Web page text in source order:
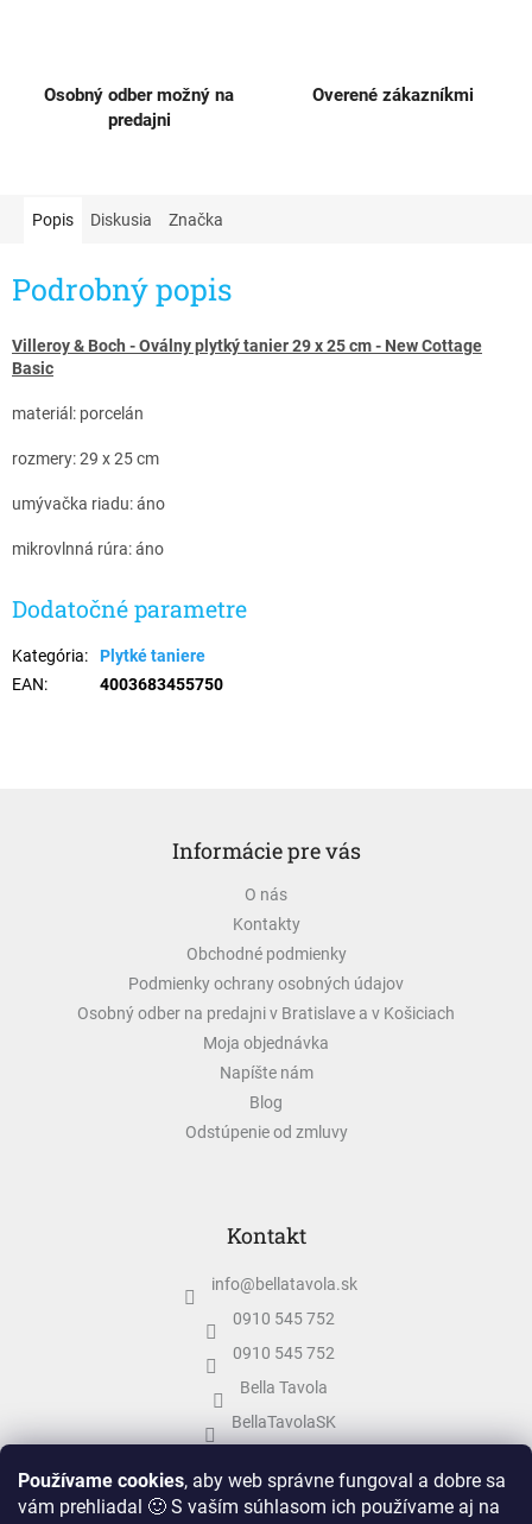
Používame cookies, aby web správne fungoval a dobre sa
vám prehliadal 🙂 S vaším súhlasom ich používame aj na
Osobný odber možný na
predajni
Overené zákazníkmi
Popis Diskusia Značka
Podrobný popis
Villeroy & Boch - Oválny plytký tanier 29 x 25 cm - New Cottage
Basic
materiál: porcelán
rozmery: 29 x 25 cm
umývačka riadu: áno
mikrovlnná rúra: áno
Dodatočné parametre
Kategória:
Plytké taniere
EAN: 4003683455750
Informácie pre vás
O nás
Kontakty
Obchodné podmienky
Podmienky ochrany osobných údajov
Osobný odber na predajni v Bratislave a v Košiciach
Moja objednávka
Napíšte nám
Blog
Odstúpenie od zmluvy
Kontakt
info@bellatavola.sk
0910 545 752
0910 545 752
Bella Tavola
BellaTavolaSK